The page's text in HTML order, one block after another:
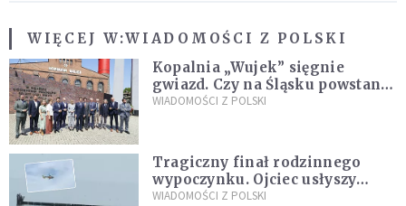
WIĘCEJ W:WIADOMOŚCI Z POLSKI
Kopalnia „Wujek” sięgnie
gwiazd. Czy na Śląsku powstanie
„Dolina Krzemowa”?
WIADOMOŚCI Z POLSKI
Tragiczny finał rodzinnego
wypoczynku. Ojciec usłyszy
zarzuty
WIADOMOŚCI Z POLSKI